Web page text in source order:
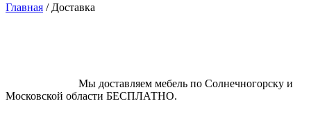
Главная / Доставка
Мы доставляем мебель по Солнечногорску и
Московской области БЕСПЛАТНО.